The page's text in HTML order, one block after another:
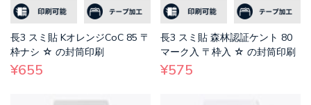
長3 スミ貼 KオレンジCoC 85 〒
枠ナシ ☆ の封筒印刷
¥655
長3 スミ貼 森林認証ケント 80
マーク入 〒枠入 ☆ の封筒印刷
¥575